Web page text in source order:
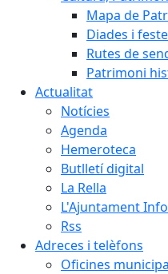
Mapa de
Diades i
Rutes de
Patrimoni
Actualitat
Notícies
Agenda
Hemeroteca
Butlletí digital
La Rella
L'Ajuntament
Rss
Adreces i telèfons
Oficines